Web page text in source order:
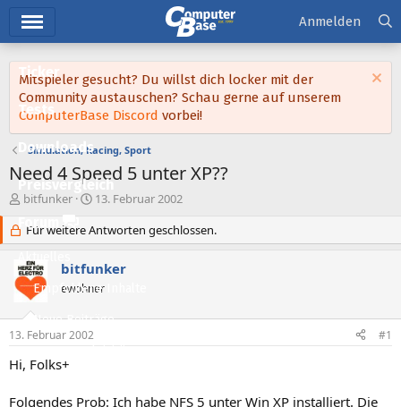
Ticker
Tests
Downloads
Preisvergleich
Forum
Aktuelles
Empfohlene Inhalte
Neue Beiträge
Neueste Aktivitäten
Anmelden
Mitspieler gesucht? Du willst dich locker mit der
Community austauschen? Schau gerne auf unserem
ComputerBase Discord vorbei!
Simulation, Racing, Sport
Need 4 Speed 5 unter XP??
E
r
s
t
e
l
l
e
bitfunker
E
s
t
l
l
m
13. Februar 2002
Für weitere Antworten geschlossen.
bitfunker
ewohner
13. Februar 2002 #1
Hi, Folks+
Folgendes Prob: Ich habe NFS 5 unter Win XP installiert. Die